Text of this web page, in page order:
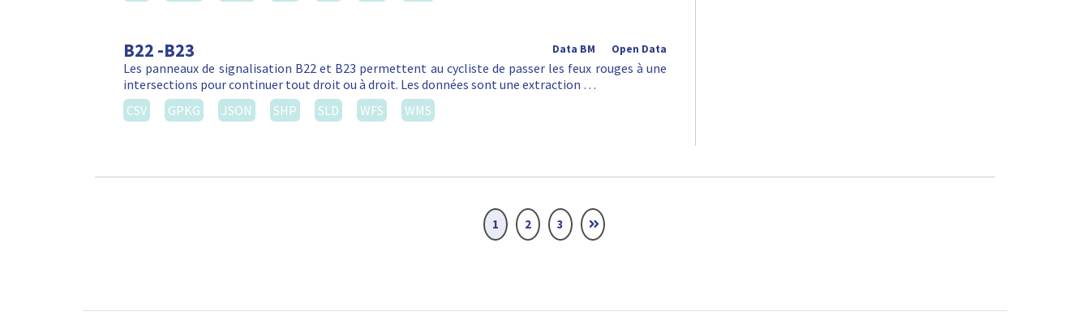
B22 -B23 Open Data
Data BM
Les panneaux de signalisation B22 et B23 permettent au cycliste de passer les feux rouges à une
intersections pour continuer tout droit ou à droit. Les données sont une extraction …
CSV
GPKG JSON SHP SLD WFS WMS
1 2 3